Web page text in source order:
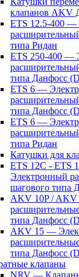
клапанов AKV
ETS 12.5-400 —
типа Ридан
ETS 250-400 —
типа Данфосс
ETS 6 —
типа Данфосс
ETS 6 —
типа Ридан
Катушки для
ETS 12C - ETS
Электронный
шагового типа
AKV 10P /
типа Данфосс
AKV 15 —
типа Данфосс
клапаны
NRV —